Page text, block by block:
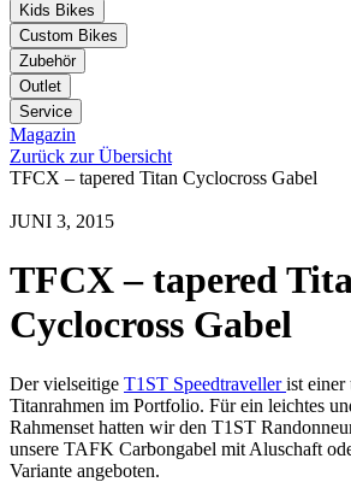
Kids Bikes
Custom Bikes
Zubehör
Outlet
Service
Magazin
Zurück zur Übersicht
TFCX – tapered Titan Cyclocross Gabel
JUNI 3, 2015
TFCX – tapered
Cyclocross Gabel
Der vielseitige T1ST Speedtravellerist einer
Titanrahmen im Portfolio. Für ein leichtes
Rahmenset hatten wir den T1ST
unsere TAFK Carbongabel mit Aluschaft
Variante angeboten.